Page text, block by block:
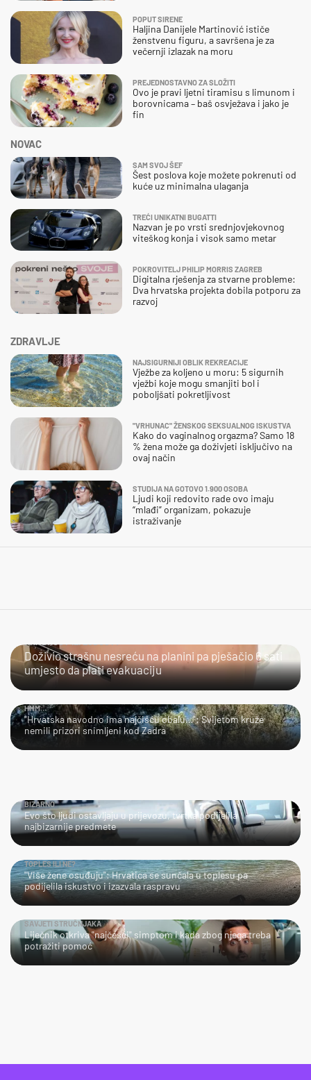
ZDRAVLJE
NAJSIGURNIJI OBLIK REKREACIJE
Vježbe za koljeno u moru: 5 sigurnih
vježbi koje mogu smanjiti bol i
poboljšati pokretljivost
"VRHUNAC" ŽENSKOG SEKSUALNOG ISKUSTVA
Kako do vaginalnog orgazma? Samo 18
% žena može ga doživjeti isključivo na
ovaj način
STUDIJA NA GOTOVO 1.900 OSOBA
Ljudi koji redovito rade ovo imaju
“mlađi” organizam, pokazuje
istraživanje
NOVAC
SAM SVOJ ŠEF
Šest poslova koje možete pokrenuti od
kuće uz minimalna ulaganja
TREĆI UNIKATNI BUGATTI
Nazvan je po vrsti srednjovjekovnog
viteškog konja i visok samo metar
POKROVITELJ PHILIP MORRIS ZAGREB
Digitalna rješenja za stvarne probleme:
Dva hrvatska projekta dobila potporu za
razvoj
POPUT SIRENE
Haljina Danijele Martinović ističe
ženstvenu figuru, a savršena je za
večernji izlazak na moru
PREJEDNOSTAVNO ZA SLOŽITI
Ovo je pravi ljetni tiramisu s limunom i
borovnicama – baš osvježava i jako je
fin
Doživio strašnu nesreću na planini pa pješačio 6 sati
umjesto da plati evakuaciju
HMM…
"Hrvatska navodno ima najčišću obalu…": Svijetom kruže
nemili prizori snimljeni kod Zadra
BIZARNO
Evo što ljudi ostavljaju u prijevozu, tvrtka podijelila
najbizarnije predmete
TOPLES ILI NE?
"Više žene osuđuju": Hrvatica se sunčala u toplesu pa
podijelila iskustvo i izazvala raspravu
SAVJETI STRUČNJAKA
Liječnik otkriva "najčešći" simptom i kada zbog njega treba
potražiti pomoć